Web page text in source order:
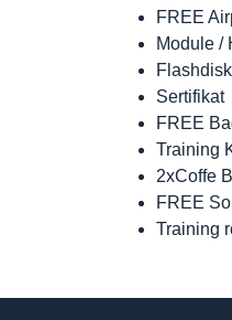
FREE
Module /
Flashdisk
Sertifikat
FREE
Training
2xCoffe
FREE
Training